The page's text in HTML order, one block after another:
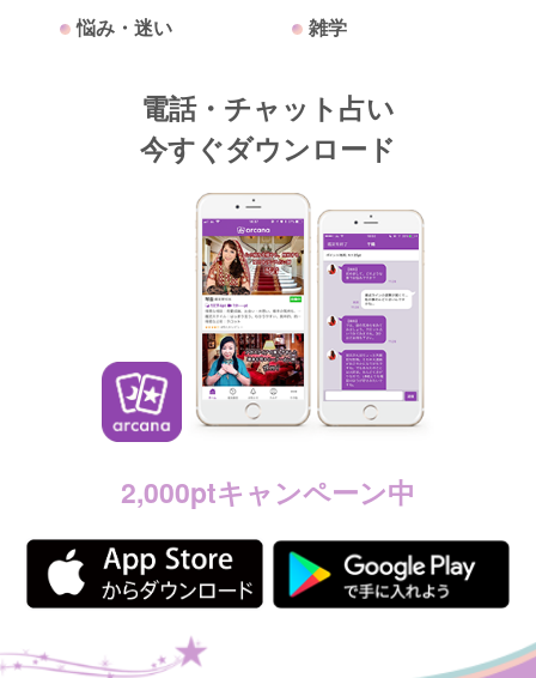
悩み・迷い
雑学
電話・チャット占い
今すぐダウンロード
2,000ptキャンペーン中